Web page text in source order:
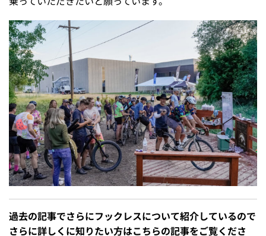
過去の記事でさらにフックレスについて紹介しているので
さらに詳しくに知りたい方はこちらの記事をご覧くださ